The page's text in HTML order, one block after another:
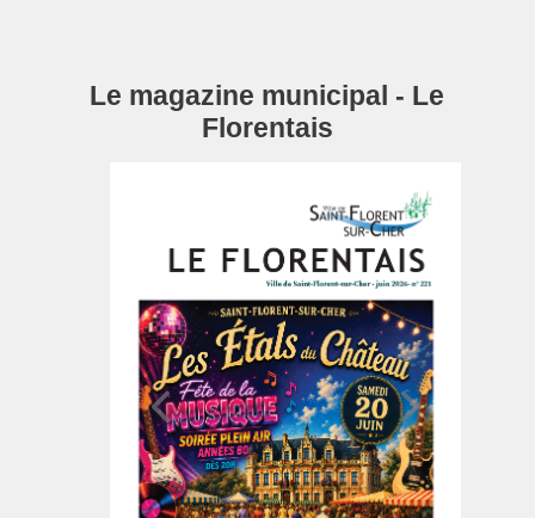
Le magazine municipal - Le
Florentais